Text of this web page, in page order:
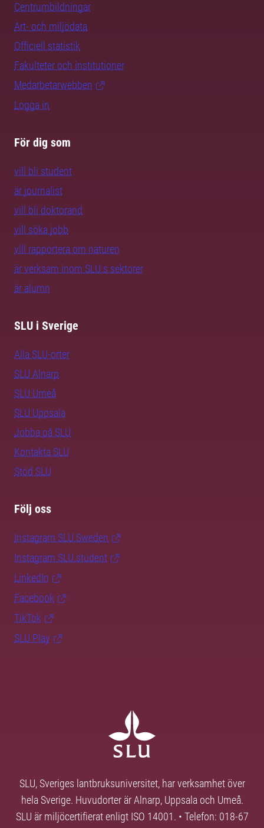
Centrumbildningar
Art- och miljödata
Officiell statistik
Fakulteter och institutioner
Medarbetarwebben
Logga in
För dig som
vill bli student
är journalist
vill bli doktorand
vill söka jobb
vill rapportera om naturen
är verksam inom SLU:s sektorer
är alumn
SLU i Sverige
Alla SLU-orter
SLU Alnarp
SLU Umeå
SLU Uppsala
Jobba på SLU
Kontakta SLU
Stöd SLU
Följ oss
Instagram SLU.Sweden
Instagram SLU.student
LinkedIn
Facebook
TikTok
SLU Play
SLU, Sveriges lantbruksuniversitet, har verksamhet över
hela Sverige. Huvudorter är Alnarp, Uppsala och Umeå.
SLU är miljöcertifierat enligt ISO 14001. • Telefon: 018-67